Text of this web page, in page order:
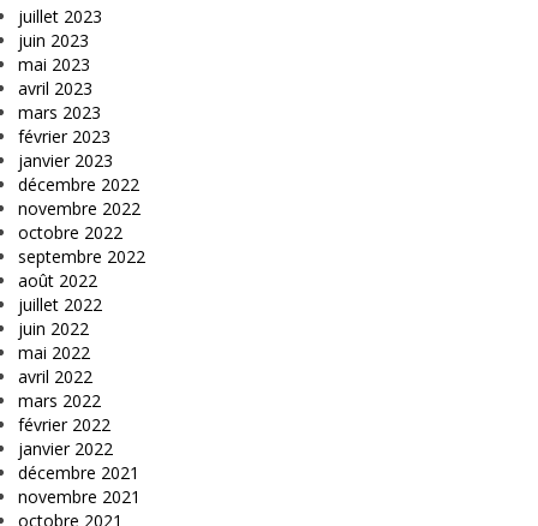
juillet 2023
juin 2023
mai 2023
avril 2023
mars 2023
février 2023
janvier 2023
décembre 2022
novembre 2022
octobre 2022
septembre 2022
août 2022
juillet 2022
juin 2022
mai 2022
avril 2022
mars 2022
février 2022
janvier 2022
décembre 2021
novembre 2021
octobre 2021